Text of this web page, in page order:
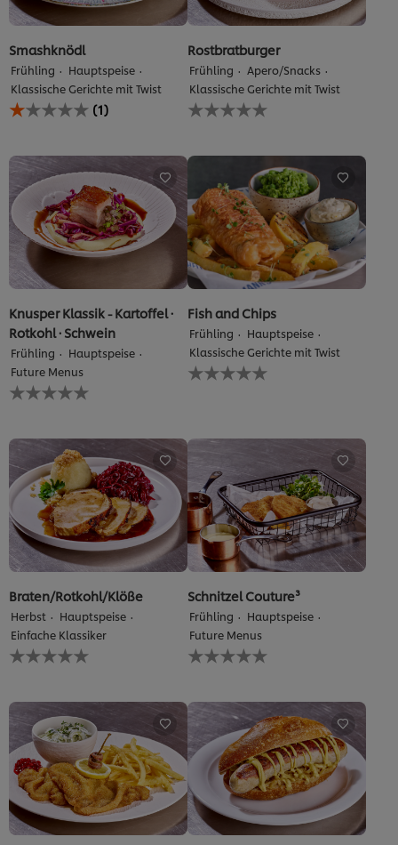
aus
1
Bewertungen.
Smashknödl
Frühling
Hauptspeise
Klassische Gerichte mit Twist
Die
durchschnittliche
Smashknödl
beträgt
1.0
von
5
aus
Bewertungen.
(1)
Rostbratburger
Frühling
Apero/Snacks
Klassische Gerichte mit Twist
Keine
Bewertungen
abgegeben
Knusper Klassik - Kartoffel ·
Rotkohl · Schwein
Frühling
Hauptspeise
Future Menus
Keine
Bewertungen
recipe
abgegeben
Fish and Chips
Frühling
Hauptspeise
Klassische Gerichte mit Twist
Keine
Bewertungen
abgegeben
Braten/Rotkohl/Klöße
Herbst
Hauptspeise
Einfache Klassiker
Keine
Bewertungen
recipe
abgegeben
Schnitzel Couture³
Frühling
Hauptspeise
Future Menus
Keine
Bewertungen
recipe
abgegeben